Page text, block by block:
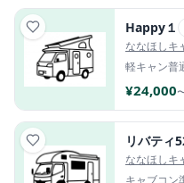
Happy１
ななほしキ
軽キャン普
¥24,000
リバティ
ななほしキ
キャブコン